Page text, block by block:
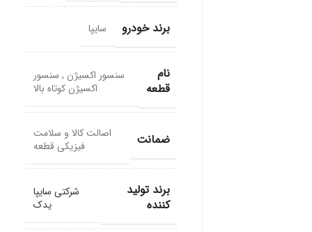
برند خودرو سایپا
نام
قطعه
سنسور اکسیژن , سنسور
اکسیژن کوتاه بالا
ضمانت
اصالت کالا و سلامت
فیزیکی قطعه
برند تولید
کننده
شرکتی سایپا
یدک